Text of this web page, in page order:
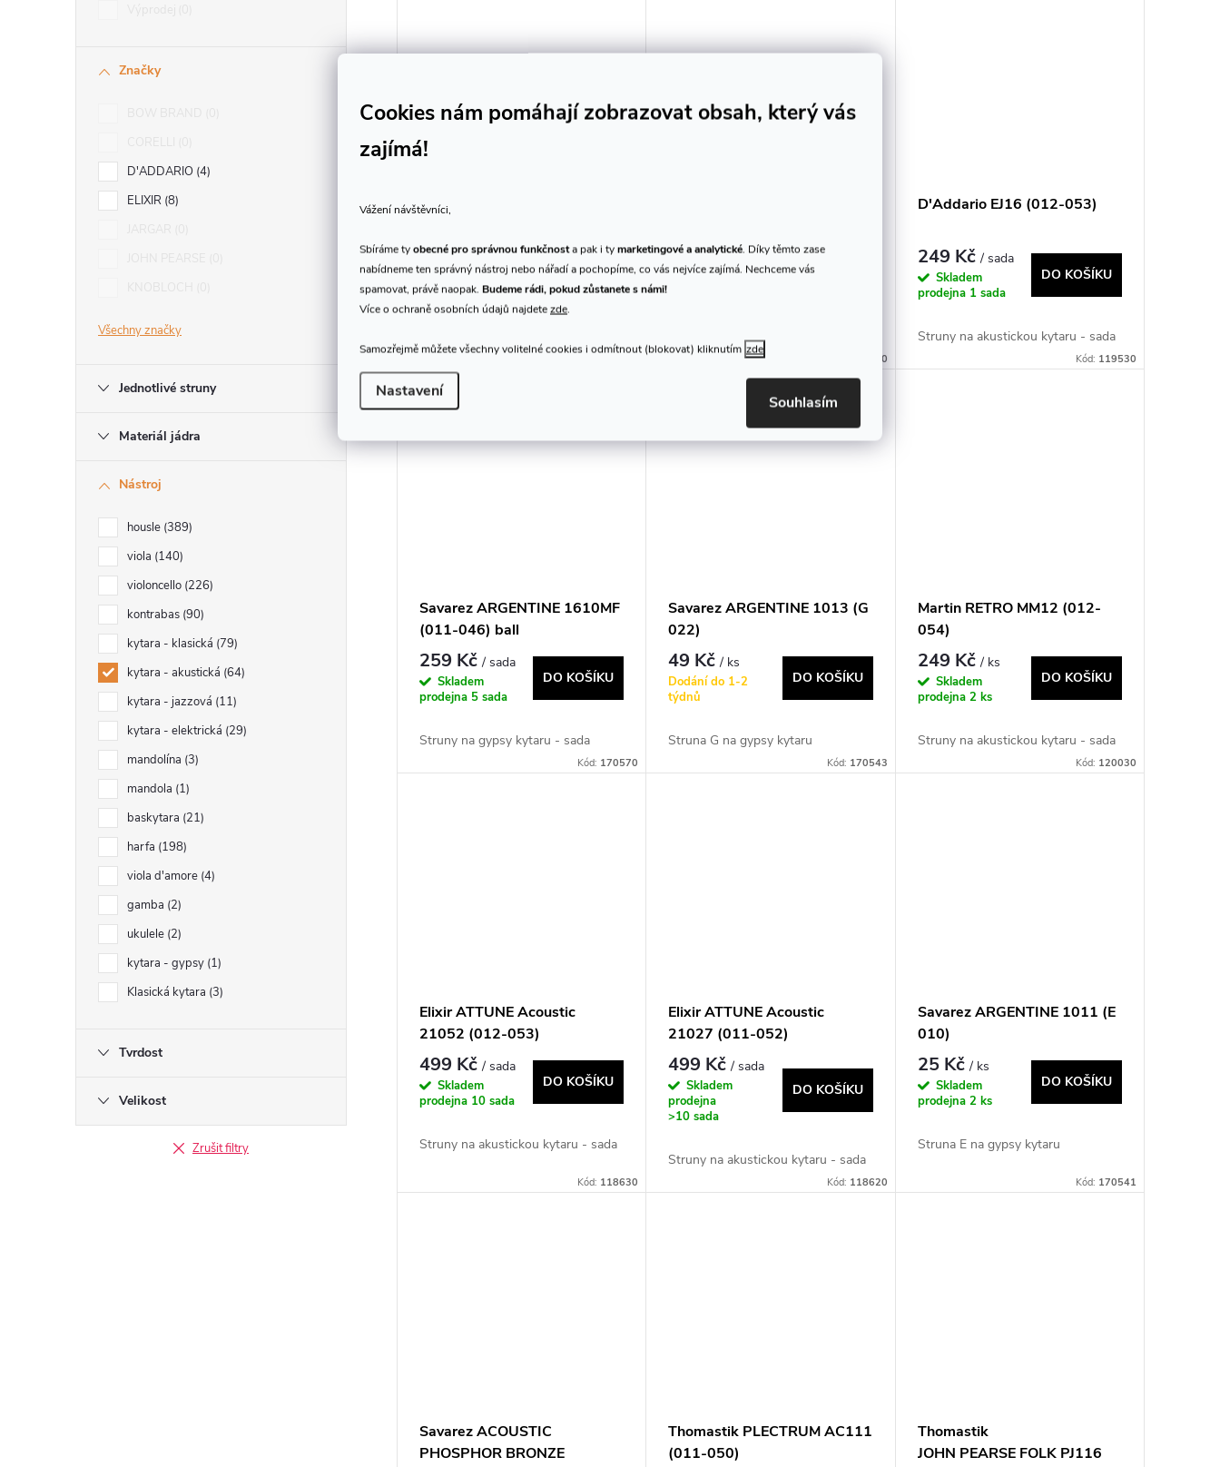
Cookies nám pomáhají zobrazovat obsah, který vás
zajímá!
Vážení návštěvníci,
Sbíráme tyobecné pro správnou funkčnosta pak i tymarketingové a analytické. Díky těmto zase
nabídneme ten správný nástroj nebo nářadí a pochopíme, co vás nejvíce zajímá. Nechceme vás
spamovat, právě naopak. Budeme rádi, pokud zůstanete s námi!
Více o ochraně osobních údajů najdetezde.
Samozřejmě můžete všechny volitelné cookies i odmítnout (blokovat) kliknutím zde
Nastavení
Souhlasím
Značky
D'ADDARIO 4
ELIXIR 8
Všechny značky
Jednotlivé struny
Materiál jádra
Nástroj
housle 389
viola 140
violoncello 226
kontrabas 90
kytara - klasická 79
kytara - akustická 64
kytara - jazzová 11
kytara - elektrická 29
mandolína 3
mandola 1
baskytara 21
harfa 198
viola d'amore 4
gamba 2
ukulele 2
kytara - gypsy 1
Klasická kytara 3
Tvrdost
Velikost
Zrušit filtry
ů
t
ů
D'Addario EJ15 (010-047)
249 Kč/ sada
Dodání do 1-2
týdnů
DO KOŠÍKU
259 Kč/ sada
Skladem
DO KOŠÍKU
Struny na gypsy kytaru - sada
170560
D'Addario EJ16 (012-053)
249 Kč/ sada
Skladem
prodejna 1 sada
DO KOŠÍKU
Struny na akustickou kytaru - sada
Kód: 119530
Savarez ARGENTINE 1610MF
(011-046) ball
259 Kč/ sada
Skladem
prodejna 5 sada
DO KOŠÍKU
Struny na gypsy kytaru - sada
Kód: 170570
Savarez ARGENTINE 1013 (G
022)
49 Kč/ ks
Dodání do 1-2
týdnů
DO KOŠÍKU
Struna G na gypsy kytaru
Kód: 170543
Martin RETRO MM12 (012-
054)
249 Kč/ ks
Skladem
prodejna 2 ks
DO KOŠÍKU
Struny na akustickou kytaru - sada
Kód: 120030
Elixir ATTUNE Acoustic
21052 (012-053)
499 Kč/ sada
Skladem
prodejna 10 sada
DO KOŠÍKU
Struny na akustickou kytaru - sada
Kód: 118630
Elixir ATTUNE Acoustic
21027 (011-052)
499 Kč/ sada
Skladem
prodejna
>10 sada
DO KOŠÍKU
Struny na akustickou kytaru - sada
Kód: 118620
Savarez ARGENTINE 1011 (E
010)
25 Kč/ ks
Skladem
prodejna 2 ks
DO KOŠÍKU
Struna E na gypsy kytaru
Kód: 170541
Savarez ACOUSTIC
PHOSPHOR BRONZE
Thomastik PLECTRUM AC111
(011-050)
Thomastik
JOHN PEARSE FOLK PJ116